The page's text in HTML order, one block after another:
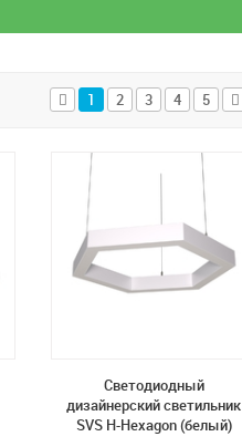
1 2 3 4 5
Cветодиодный
дизайнерский светильник
SVS H-Hexagon (белый)